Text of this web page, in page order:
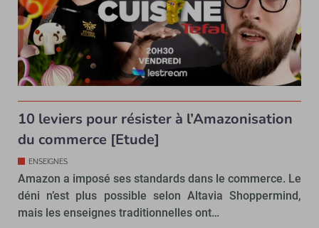
10 leviers pour résister à l’Amazonisation
du commerce [Etude]
ENSEIGNES
Amazon a imposé ses standards dans le commerce. Le
déni n’est plus possible selon Altavia Shoppermind,
mais les enseignes traditionnelles ont…